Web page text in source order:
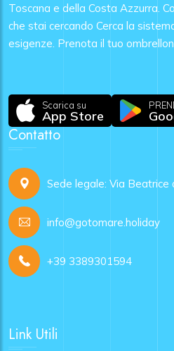
Toscana e della Costa Azzurra.
che stai cercando Cerca la
esigenze. Prenota il tuo
Scarica su
App Store
Contatto
Sede legale: Via
info@gotomare.holiday
+39 3389301594
Link Utili